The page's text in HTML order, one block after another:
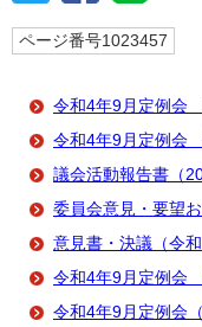
ページ番号1023457
令和4年9月定例会
令和4年9月定例会
議会活動報告書（
委員会意見・要望
意見書・決議（令和
令和4年9月定例会
令和4年9月定例会